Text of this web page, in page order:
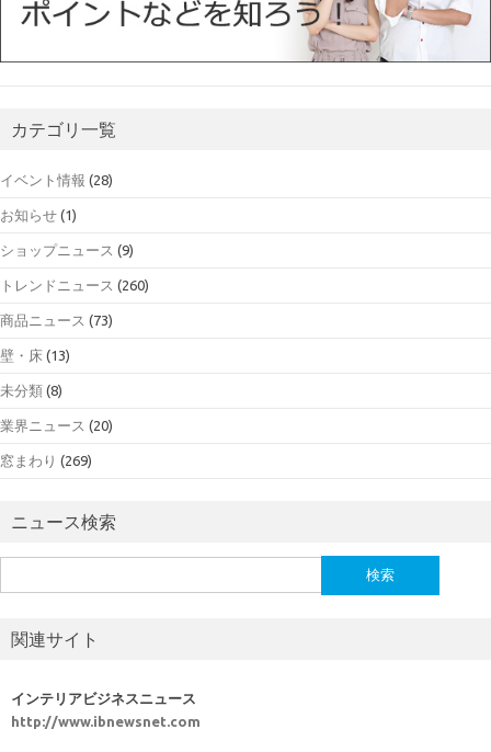
カテゴリ一覧
イベント情報 (28)
お知らせ (1)
ショップニュース (9)
トレンドニュース (260)
商品ニュース (73)
壁・床 (13)
未分類 (8)
業界ニュース (20)
窓まわり (269)
ニュース検索
索:
関連サイト
インテリアビジネスニュース
http://www.ibnewsnet.com